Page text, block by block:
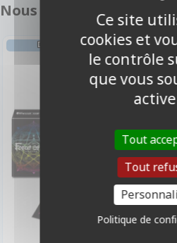
Nous vous
DECK BOX ET RANGEMENT
Magic Circle
Ce site
cookies et
le contrôle
que vous
Tout
Tout
Politique de